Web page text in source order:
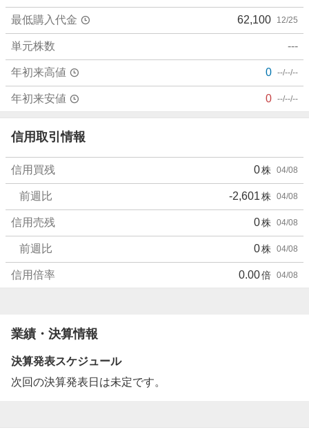
最低購入代金 62,100 12/25
単元株数 ---
年初来高値 0 --/--/--
年初来安値 0 --/--/--
信用取引情報
信用買残 0株 04/08
前週比 -2,601株 04/08
信用売残 0株 04/08
前週比 0株 04/08
信用倍率 0.00倍 04/08
業績・決算情報
決算発表スケジュール
次回の決算発表日は未定です。